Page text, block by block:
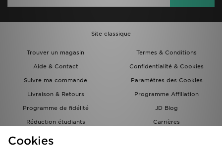
Site classique
Trouver un magasin
Termes & Conditions
Aide & Contact
Confidentialité & Cookies
Suivre ma commande
Paramètres des Cookies
Livraison & Retours
Programme Affiliation
Programme de fidélité
JD Blog
Réduction étudiants
Carrières
Carte Cadeau
Cookies